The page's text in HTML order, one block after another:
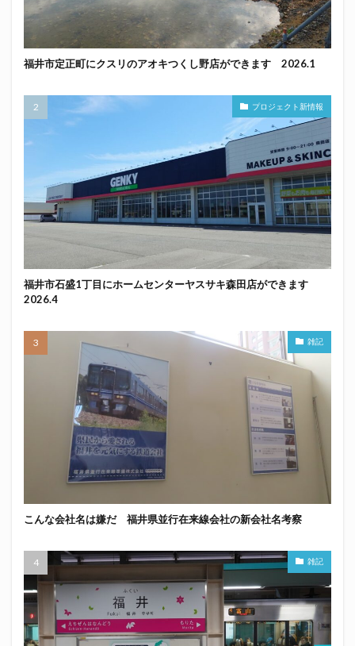
福井市定正町にクスリのアオキつくし野店ができます 2026.1
プロジェクト新情報
福井市石盛1丁目にホームセンターヤスサキ森田店ができます
2026.4
雑記
こんな会社名は嫌だ 福井県並行在来線会社の新会社名考察
雑記